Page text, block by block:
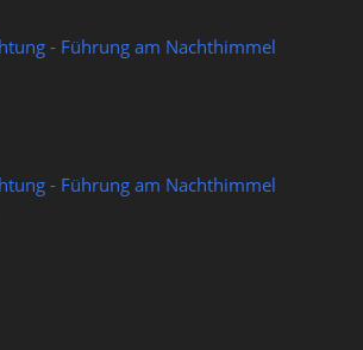
- Führung am Nachthimmel
- Führung am Nachthimmel